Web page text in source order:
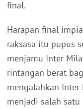
final.
Harapan final
raksasa itu pupus
menjamu Inter
rintangan berat
mengalahkan
menjadi salah